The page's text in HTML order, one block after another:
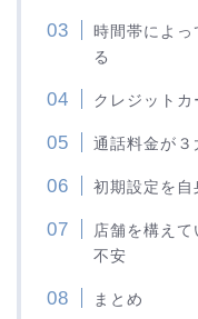
時間帯によ
る
クレジット
通話料金が３
初期設定を自
店舗を構え
不安
まとめ